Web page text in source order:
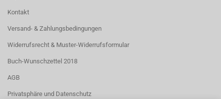
Kontakt
Versand- & Zahlungsbedingungen
Widerrufsrecht & Muster-Widerrufsformular
Buch-Wunschzettel 2018
AGB
Privatsphäre und Datenschutz